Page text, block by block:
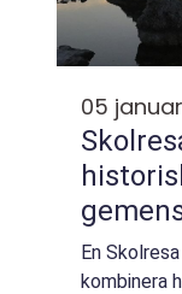
05
En
kombinera